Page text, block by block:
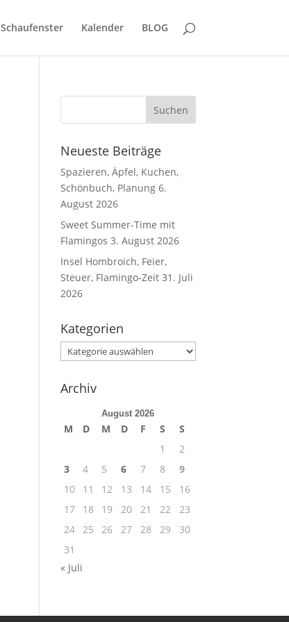
Schaufenster Kalender BLOG
Neueste Beiträge
Spazieren, Äpfel, Kuchen,
Schönbuch, Planung 6.
August 2026
Sweet Summer-Time mit
Flamingos 3. August 2026
Insel Hombroich, Feier,
Steuer, Flamingo-Zeit 31. Juli
2026
Kategorien
Kategorien
Archiv
August 2026
M D M D F S
S
1
2
3
4 5 6 7 8
9
10
11 12 13 14 15
16
17
18 19 20 21 22
23
24 25 26 27 28 29
30
31
« Juli